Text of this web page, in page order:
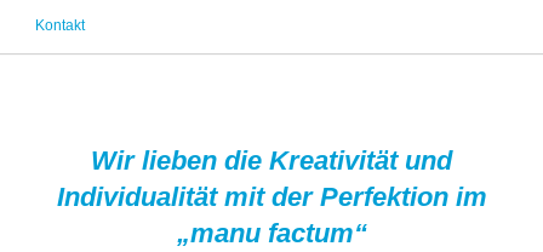
Kontakt
Wir lieben die Kreativität und
Individualität mit der Perfektion im
„manu factum“